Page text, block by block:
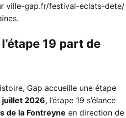
ville-gap.fr/festival-eclats-dete/
19 part de
Gap accueille une étape
juillet 2026, l’étape 19 s’élance
de la Fontreyne en direction de